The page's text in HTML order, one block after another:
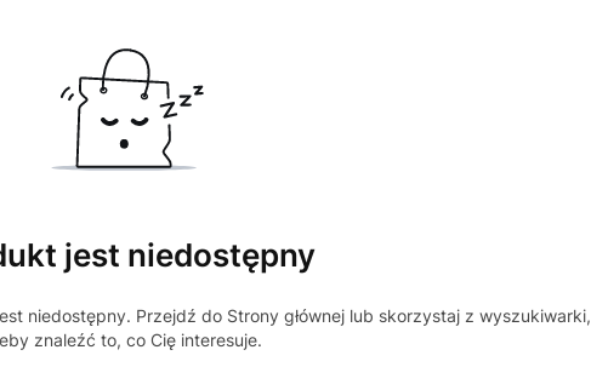
jest niedostępny
niedostępny. Przejdź do Strony głównej lub skorzystaj z wyszukiwarki,
znaleźć to, co Cię interesuje.